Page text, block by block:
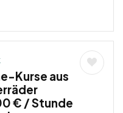
Kurse aus
€ / Stunde